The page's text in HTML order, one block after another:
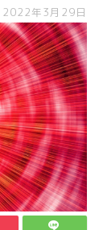
2022年3月29日